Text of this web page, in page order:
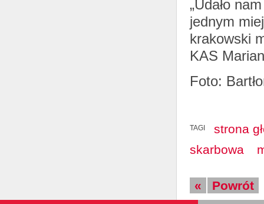
„Udało
jednym
krakowski
KAS
Foto:
TAGI
strona
skarbowa
« Powrót